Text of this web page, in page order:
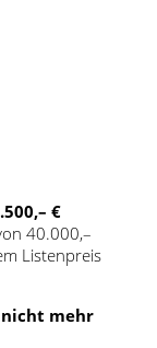
€
40.000,–
Listenpreis
nicht mehr